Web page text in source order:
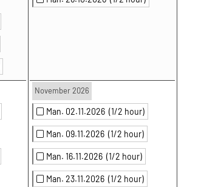
November 2026
Man. 02.11.2026 (1/2 hour)
Man. 09.11.2026 (1/2 hour)
Man. 16.11.2026 (1/2 hour)
Man. 23.11.2026 (1/2 hour)